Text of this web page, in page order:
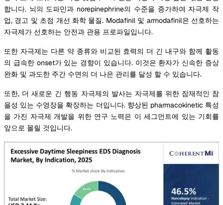
합니다. 뇌의 도파민과 norepinephrine의 수준을 증가하여 자극제 작
업, 경고 및 초점 개선 화학 물질. Modafinil 및 armodafinil은 선호하는
자극제가 선호하는 안전과 관용 프로파일입니다.
또한 자극제는 다른 약 종류와 비교된 효력의 더 긴 내구와 함께 활동
의 급속한 onset가 있는 경향이 있습니다. 이것은 환자가 신속한 증상
완화 및 과도한 주간 수면의 더 나은 관리를 달성 할 수 있습니다.
또한, 더 새로운 긴 행동 자극제의 발사는 자극제를 위한 잠재적인 참
을성 있는 수영장을 확장하는 더입니다. 향상된 pharmacokinetic 특성
을 가진 자극제 개발을 위한 연구 노력은 이 세그먼트에 있는 기회를
앞으로 몰릴 것입니다.